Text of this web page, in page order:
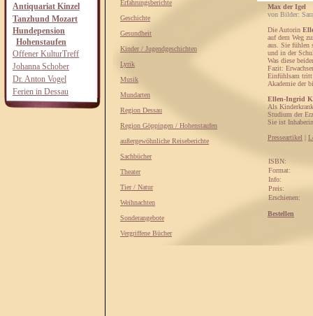
Antiquariat Kinzel
Tanzhund Mozart
Hundepension
Hohenstaufen
Offener KulturTreff
Johanna Schober
Dr. Anton Vogel
Ferien in Dessau
Erfahrungsberichte
Geschichte
Gesundheit
Kinder / Jugendgeschichten
Lyrik
Musik
Mundarten
Region Dessau
Region Göppingen / Hohenstaufen
außergewöhnliche Reiseberichte
Sachbücher
Theater
Tier / Natur
Weihnachten
Sonderangebote
Vergriffene Bücher
Max der Igel
von Bilder:
Die Autorin
auf dem Weg
aus. Sie fühlen
und in der
Was diese
Fazit:
Einfühlsam
Akademie der
Ellen-Ingrid
Als
Studium der
Sie ist
Presseartikel |
ISBN:
Format:
Info:
Preis:
Erschienen:
Bestellen